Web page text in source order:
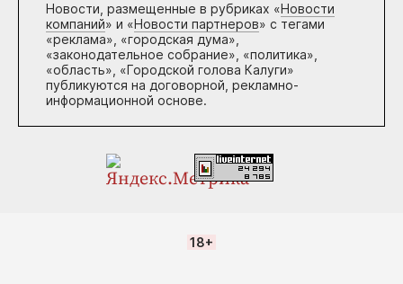
Новости, размещенные в рубриках «Новости
компаний» и «Новости партнеров» с тегами
«реклама», «городская дума»,
«законодательное собрание», «политика»,
«область», «Городской голова Калуги»
публикуются на договорной, рекламно-
информационной основе.
18+